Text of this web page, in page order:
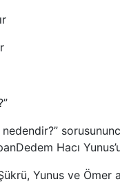
Hacı
Yunus ve Ömer